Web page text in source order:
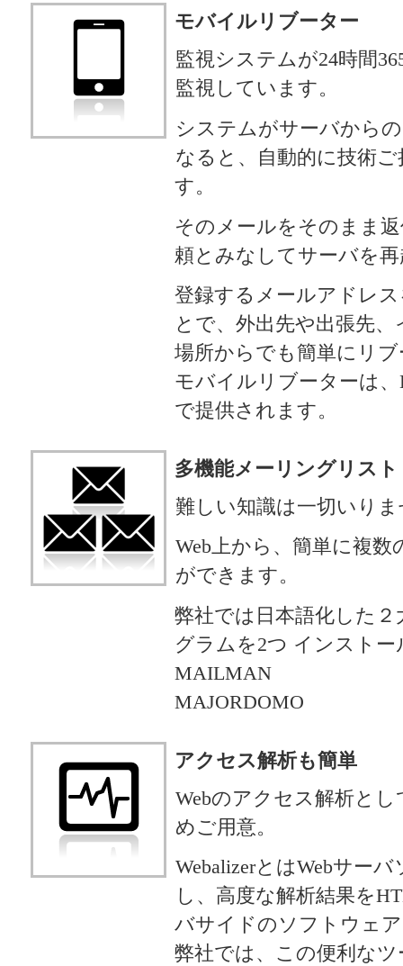
モバイルリブーター
監視システムが24時間
監視しています。
システムがサーバから
なると、自動的に技術
す。
そのメールをそのまま
頼とみなしてサーバを
登録するメールアドレ
とで、外出先や出張先
場所からでも簡単にリ
モバイルリブーターは
で提供されます。
多機能メーリングリスト
難しい知識は一切いり
Web上から、簡単に複
ができます。
弊社では日本語化した
グラムを2つ インストー
MAILMAN
MAJORDOMO
アクセス解析も簡単
Webのアクセス解析とし
めご用意。
WebalizerとはWebサー
し、高度な解析結果を
バサイドのソフトウェ
弊社では、この便利な